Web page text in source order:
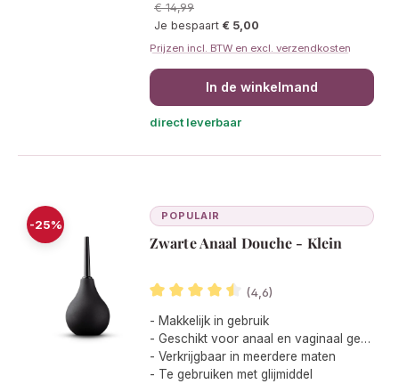
Normale prijs:
€ 14,99
Je bespaart € 5,00
Prijzen incl. BTW en excl. verzendkosten
In de winkelmand
direct leverbaar
-25%
POPULAIR
Zwarte Anaal Douche - Klein
(4,6)
Gemiddelde waardering van 4.5 van
- Makkelijk in gebruik
- Geschikt voor anaal en vaginaal gebruik
- Verkrijgbaar in meerdere maten
- Te gebruiken met glijmiddel